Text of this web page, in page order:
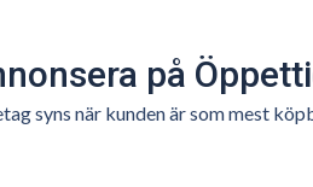
på
syns när kunden är som mest